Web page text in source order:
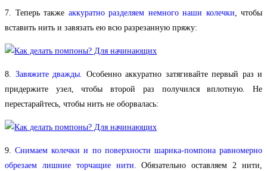
7. Теперь также аккуратно разделяем немного наши колечки, чтобы
вставить нить и завязать ею всю разрезанную пряжу:
8. Завяжите дважды. Особенно аккуратно затягивайте первый раз и
придержите узел, чтобы второй раз получился вплотную. Не
перестарайтесь, чтобы нить не оборвалась:
9.Снимаем колечки и по поверхности шарика-помпона равномерно
обрезаем лишние торчащие нити. Обязательно оставляем 2 нити,